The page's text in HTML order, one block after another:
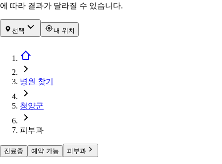
에 따라 결과가 달라질 수 있습니다.
선택 내 위치
병원 찾기
청양군
피부과
진료중 예약 가능 피부과